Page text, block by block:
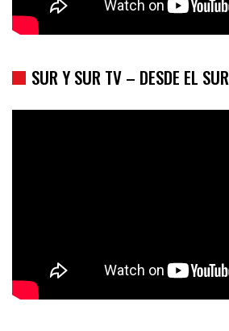
SUR Y SUR TV – DESDE EL SUR